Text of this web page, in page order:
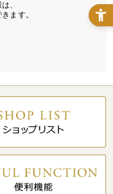
、
ます。